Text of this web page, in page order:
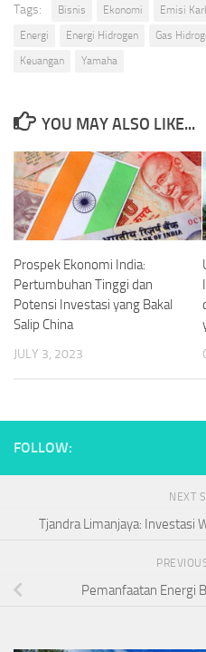
Tags: Bisnis Ekonomi Emisi
Energi
Energi Hidrogen Gas
Keuangan
Yamaha
YOU MAY ALSO LIKE...
Prospek Ekonomi India:
Pertumbuhan Tinggi dan
Potensi Investasi yang Bakal
Salip China
JULY 3, 2023
FOLLOW:
NEXT
Tjandra Limanjaya: Investasi
Pemanfaatan Energi